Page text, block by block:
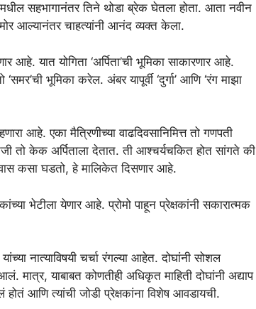
सहभागानंतर तिने थोडा ब्रेक घेतला होता. आता नवीन
आल्यानंतर चाहत्यांनी आनंद व्यक्त केला.
आहे. यात योगिता ‘अर्पिता’ची भूमिका साकारणार आहे.
भूमिका करेल. अंबर यापूर्वी ‘दुर्गा’ आणि ‘रंग माझा
आहे. एका मैत्रिणीच्या वाढदिवसानिमित्त तो गणपती
तो केक अर्पिताला देतात. ती आश्चर्यचकित होत सांगते की
कसा घडतो, हे मालिकेत दिसणार आहे.
भेटीला येणार आहे. प्रोमो पाहून प्रेक्षकांनी सकारात्मक
नात्याविषयी चर्चा रंगल्या आहेत. दोघांनी सोशल
मात्र, याबाबत कोणतीही अधिकृत माहिती दोघांनी अद्याप
आणि त्यांची जोडी प्रेक्षकांना विशेष आवडायची.